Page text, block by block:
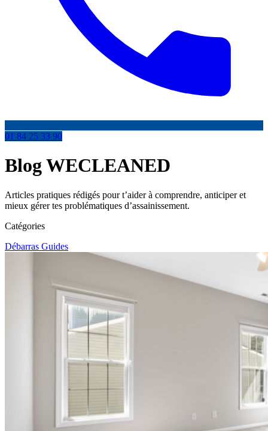
01 84 25 33 90
Blog WECLEANED
Articles pratiques rédigés pour t’aider à comprendre, anticiper et
mieux gérer tes problématiques d’assainissement.
Catégories
Débarras Guides